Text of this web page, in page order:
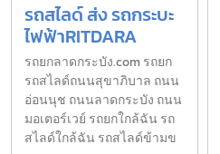
รถสไลด์ ส่ง รถกระบะ
ไฟฟ้าRITDARA
รถยกลาดกระบัง.com รถยก
รถสไลด์ถนนสุขาภิบาล ถนน
อ่อนนุช ถนนลาดกระบัง ถนน
มอเตอร์เวย์ รถยกใกล้ฉัน รถ
สไลด์ใกล้ฉัน รถสไลด์ข้ามข